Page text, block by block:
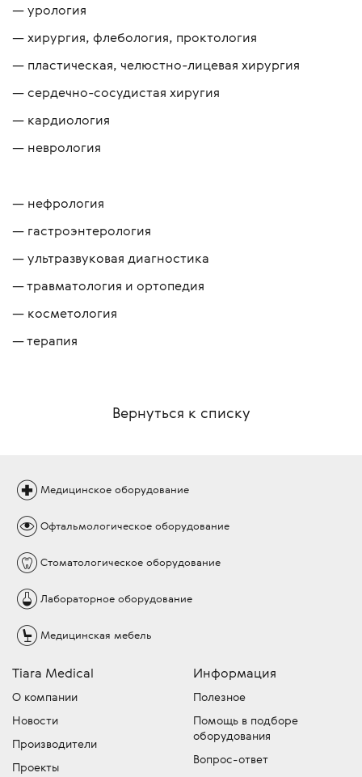
урология
хирургия, флебология, проктология
пластическая, челюстно-лицевая хирургия
сердечно-сосудистая хиругия
кардиология
неврология
нефрология
гастроэнтерология
ультразвуковая диагностика
травматология и ортопедия
косметология
терапия
Вернуться к списку
Медицинское оборудование
Офтальмологическое оборудование
Стоматологическое оборудование
Лабораторное оборудование
Медицинская мебель
Tiara Medical
О компании
Новости
Производители
Проекты
Информация
Полезное
Помощь в подборе
оборудования
Вопрос-ответ